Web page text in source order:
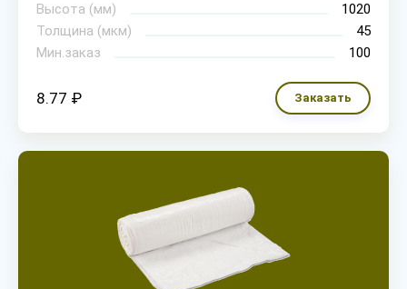
Высота (мм)
1020
Толщина (мкм)
45
Мин.заказ
100
8.77 ₽ Заказать